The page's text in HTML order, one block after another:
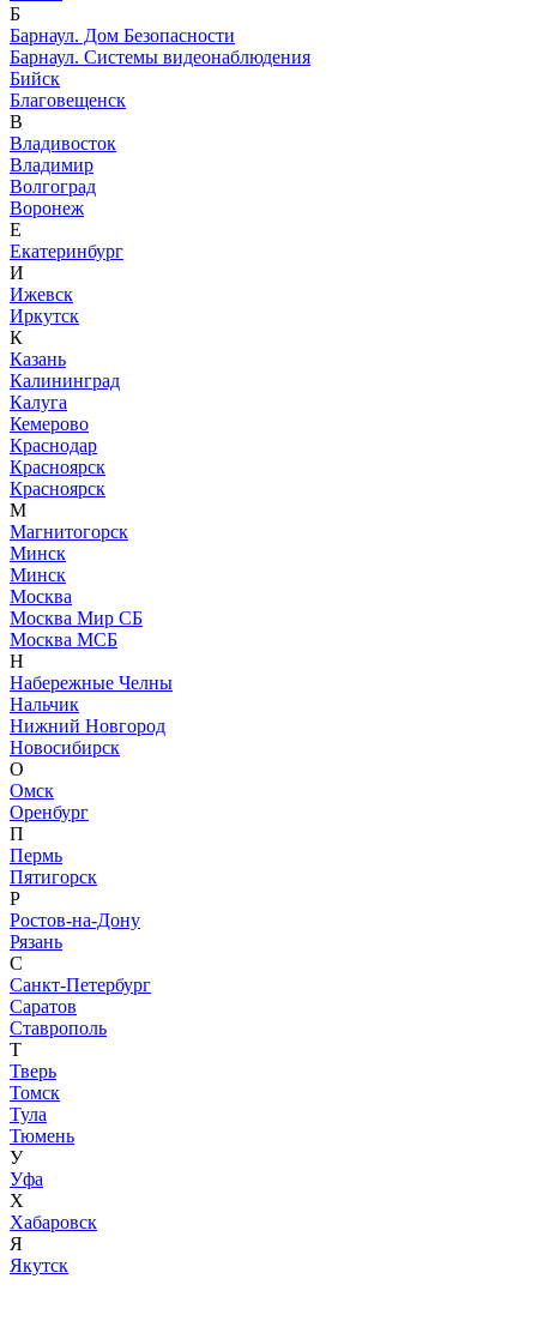
Б
Барнаул. Дом Безопасности
Барнаул. Системы видеонаблюдения
Бийск
Благовещенск
В
Владивосток
Владимир
Волгоград
Воронеж
Е
Екатеринбург
И
Ижевск
Иркутск
К
Казань
Калининград
Калуга
Кемерово
Краснодар
Красноярск
Красноярск
М
Магнитогорск
Минск
Минск
Москва
Москва Мир СБ
Москва МСБ
Н
Набережные Челны
Нальчик
Нижний Новгород
Новосибирск
О
Омск
Оренбург
П
Пермь
Пятигорск
Р
Ростов-на-Дону
Рязань
С
Санкт-Петербург
Саратов
Ставрополь
Т
Тверь
Томск
Тула
Тюмень
У
Уфа
Х
Хабаровск
Я
Якутск